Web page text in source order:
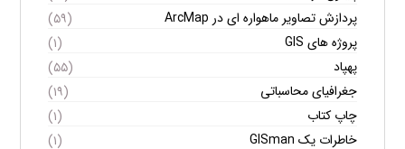
پردازش تصاویر ماهواره ای در ArcMap
(۵۹)
پروژه های GIS
(۱)
پهپاد
(۵۵)
جغرافیای محاسباتی
(۱۹)
چاپ کتاب
(۱)
خاطرات یک GISman
(۱)